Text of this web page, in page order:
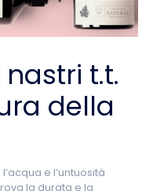
t.t.
della
e l’untuosità
la durata e la